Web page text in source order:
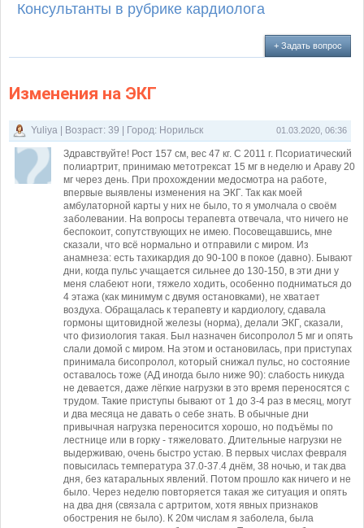
Консультанты в рубрике кардиолога
+ Задать вопрос
Изменения на ЭКГ
01.03.2020, 06:36
Yuliya | Возраст: 39 | Город: Норильск
Здравствуйте! Рост 157 см, вес 47 кг. С 2011 г. Псориатический
полиартрит, принимаю метотрексат 15 мг в неделю и Араву 20
мг через день. При прохождении медосмотра на работе,
впервые выявлены изменения на ЭКГ. Так как моей
амбулаторной карты у них не было, то я умолчала о своём
заболевании. На вопросы терапевта отвечала, что ничего не
беспокоит, сопутствующих не имею. Посовещавшись, мне
сказали, что всё нормально и отправили с миром. Из
анамнеза: есть тахикардия до 90-100 в покое (давно). Бывают
дни, когда пульс учащается сильнее до 130-150, в эти дни у
меня слабеют ноги, тяжело ходить, особенно подниматься до
4 этажа (как минимум с двумя остановками), не хватает
воздуха. Обращалась к терапевту и кардиологу, сдавала
гормоны щитовидной железы (норма), делали ЭКГ, сказали,
что физиология такая. Был назначен бисопролол 5 мг и опять
слали домой с миром. На этом и остановилась, при приступах
принимала бисопролол, который снижал пульс, но состояние
оставалось тоже (АД иногда было ниже 90): слабость никуда
не девается, даже лёгкие нагрузки в это время переносятся с
трудом. Такие приступы бывают от 1 до 3-4 раз в месяц, могут
и два месяца не давать о себе знать. В обычные дни
привычная нагрузка переносится хорошо, но подъёмы по
лестнице или в горку - тяжеловато. Длительные нагрузки не
выдерживаю, очень быстро устаю. В первых числах февраля
повысилась температура 37.0-37.4 днём, 38 ночью, и так два
дня, без катаральных явлений. Потом прошло как ничего и не
было. Через неделю повторяется такая же ситуация и опять
на два дня (связала с артритом, хотя явных признаков
обострения не было). К 20м числам я заболела, была